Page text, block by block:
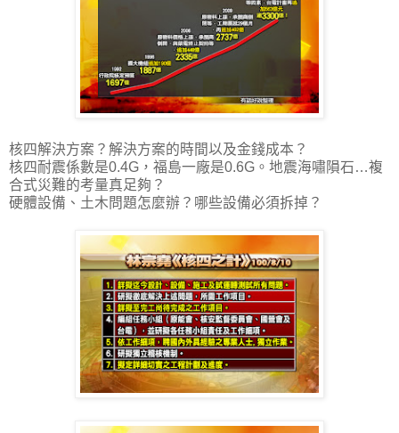
核四解決方案？解決方案的時間以及金錢成本？
核四耐震係數是0.4G，福島一廠是0.6G。地震海嘯隕石…複
合式災難的考量真足夠？
硬體設備、土木問題怎麼辦？哪些設備必須拆掉？